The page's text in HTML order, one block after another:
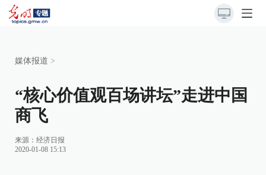
媒体报道 >
“核心价值观百场讲坛”走进中国
商飞
来源： 经济日报
2020-01-08 15:13